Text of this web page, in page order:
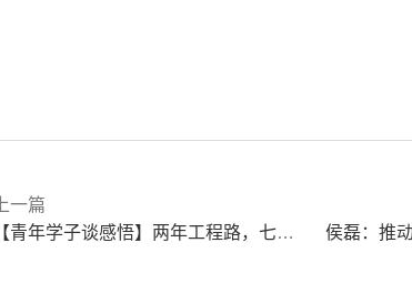
上一篇
【青年学子谈感悟】两年工程路，七十载军工魂
侯磊：推动“一站